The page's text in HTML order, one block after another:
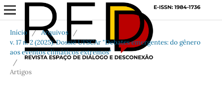
Início / Arquivos
/
v. 17 n. 2 (2025): Dossiê UFSCAr "Debates emergentes: do gênero
aos eventos climáticos extremos"
/
Artigos